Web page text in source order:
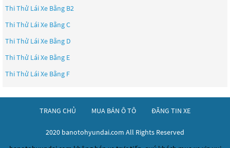
Thi Thử Lái Xe Bằng B2
Thi Thử Lái Xe Bằng C
Thi Thử Lái Xe Bằng D
Thi Thử Lái Xe Bằng E
Thi Thử Lái Xe Bằng F
TRANG CHỦ MUA BÁN Ô TÔ ĐĂNG TIN XE
2020 banotohyundai.com All Rights Reserved